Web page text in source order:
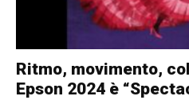
Ritmo, movimento,
Epson 2024 è